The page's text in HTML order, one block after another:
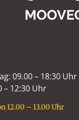
09.00 – 18:30 Uhr
– 12:30 Uhr
12.00 – 13.00 Uhr